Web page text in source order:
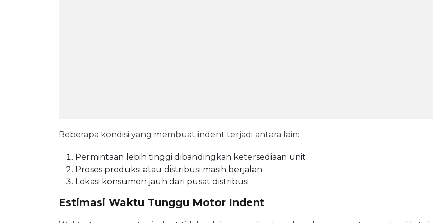
Beberapa kondisi yang membuat indent terjadi antara lain:
Permintaan lebih tinggi dibandingkan ketersediaan unit
Proses produksi atau distribusi masih berjalan
Lokasi konsumen jauh dari pusat distribusi
Estimasi Waktu Tunggu Motor Indent